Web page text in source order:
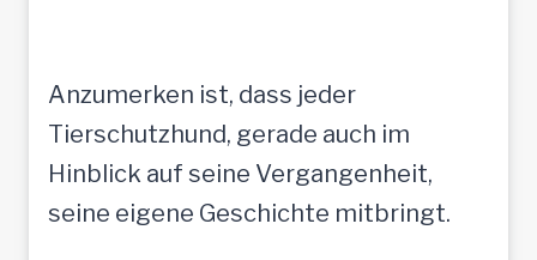
Anzumerken ist, dass jeder
Tierschutzhund, gerade auch im
Hinblick auf seine Vergangenheit,
seine eigene Geschichte mitbringt.